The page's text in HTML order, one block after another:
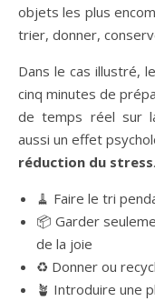
objets les plus
trier, donner,
Dans le cas illustré,
cinq minutes de
de temps réel sur
aussi un effet
réduction du stress.
🧹 Faire le tri
📦 Garder
de la joie
♻️ Donner ou
🪴 Introduire une